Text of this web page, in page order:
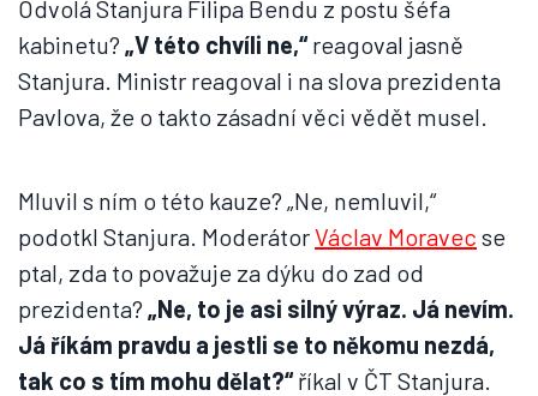
Odvolá Stanjura Filipa Bendu z postu šéfa
kabinetu? „V této chvíli ne,“reagoval jasně
Stanjura. Ministr reagoval i na slova prezidenta
Pavlova, že o takto zásadní věci vědět musel.
Mluvil s ním o této kauze? „Ne, nemluvil,“
podotkl Stanjura. ModerátorVáclav Moravec se
ptal, zda to považuje za dýku do zad od
prezidenta? „Ne, to je asi silný výraz. Já nevím.
Já říkám pravdu a jestli se to někomu nezdá,
tak co s tím mohu dělat?“říkal v ČT Stanjura.